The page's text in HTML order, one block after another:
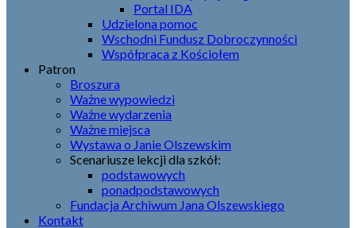
Portal IDA
Udzielona pomoc
Wschodni Fundusz Dobroczynności
Współpraca z Kościołem
Patron
Broszura
Ważne wypowiedzi
Ważne wydarzenia
Ważne miejsca
Wystawa o Janie Olszewskim
Scenariusze lekcji dla szkół:
podstawowych
ponadpodstawowych
Fundacja Archiwum Jana Olszewskiego
Kontakt